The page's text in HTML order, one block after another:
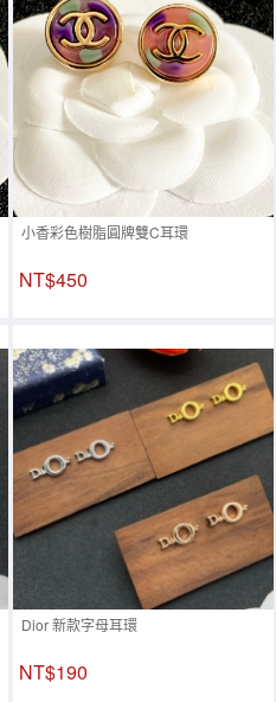
小香彩色樹脂圓牌雙C耳環
NT$450
Dior 新款字母耳環
NT$190